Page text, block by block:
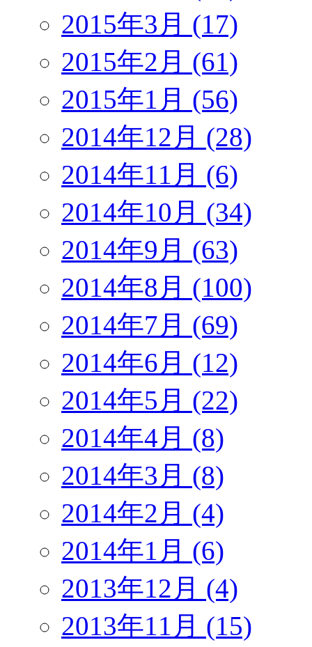
2015年3月 (17)
2015年2月 (61)
2015年1月 (56)
2014年12月 (28)
2014年11月 (6)
2014年10月 (34)
2014年9月 (63)
2014年8月 (100)
2014年7月 (69)
2014年6月 (12)
2014年5月 (22)
2014年4月 (8)
2014年3月 (8)
2014年2月 (4)
2014年1月 (6)
2013年12月 (4)
2013年11月 (15)